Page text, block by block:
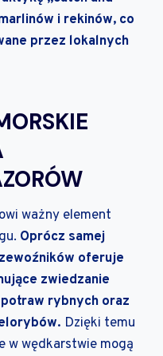
i rekinów, co
przez lokalnych
ważny element
Oprócz samej
oferuje
zwiedzanie
rybnych oraz
Dzięki temu
w wędkarstwie mogą